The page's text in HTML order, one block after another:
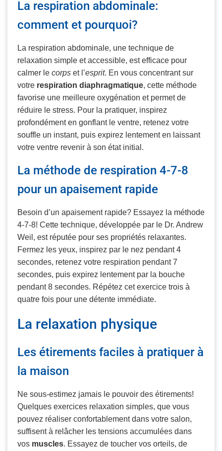
La respiration abdominale:
comment et pourquoi?
La respiration abdominale, une technique de
relaxation simple et accessible, est efficace pour
calmer le corps et l’esprit. En vous concentrant sur
votre respiration diaphragmatique, cette méthode
favorise une meilleure oxygénation et permet de
réduire le stress. Pour la pratiquer, inspirez
profondément en gonflant le ventre, retenez votre
souffle un instant, puis expirez lentement en laissant
votre ventre revenir à son état initial.
La méthode de respiration 4-7-8
pour un apaisement rapide
Besoin d’un apaisement rapide? Essayez la méthode
4-7-8! Cette technique, développée par le Dr. Andrew
Weil, est réputée pour ses propriétés relaxantes.
Fermez les yeux, inspirez par le nez pendant 4
secondes, retenez votre respiration pendant 7
secondes, puis expirez lentement par la bouche
pendant 8 secondes. Répétez cet exercice trois à
quatre fois pour une détente immédiate.
La relaxation physique
Les étirements faciles à pratiquer à
la maison
Ne sous-estimez jamais le pouvoir des étirements!
Quelques exercices relaxation simples, que vous
pouvez réaliser confortablement dans votre salon,
suffisent à relâcher les tensions accumulées dans
vos muscles. Essayez de toucher vos orteils, de